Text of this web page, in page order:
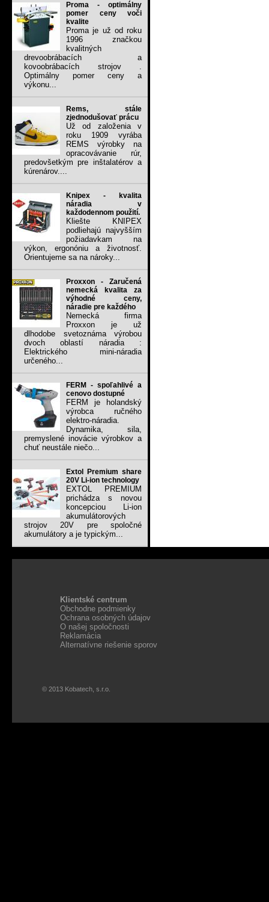
Proma - optimálny
pomer ceny voči
kvalite
Proma je už od roku
1996 značkou
kvalitných
drevoobrábacích a
kovoobrábacích strojov .
Optimálny pomer ceny a
výkonu...
Rems, stále
zjednodušovať prácu
Už od založenia v
roku 1909 vyrába
REMS výrobky na
opracovávanie rúr,
predovšetkým pre inštalatérov a
kúrenárov....
Knipex - kvalita
náradia v
každodennom použití.
Kliešte KNIPEX
podliehajú najvyšším
požiadavkam na
výkon, ergonóniu a životnosť.
Orientujeme sa na nároky...
Proxxon - Zaručená
nemecká kvalita za
výhodné ceny,
náradie pre každého
Nemecká firma
Proxxon je už
dlhodobe svetoznáma výrobou
dvoch oblastí náradia :
Elektrického mini-náradia
určeného...
FERM - spoľahlivé a
cenovo dostupné
FERM je holandský
výrobca ručného
elektro-náradia.
Dynamika, sila,
premyslené inovácie výrobkov a
chuť neustále niečo...
Extol Premium share
20V Li-ion technology
EXTOL PREMIUM
prichádza s novou
koncepciou Li-ion
akumulátorových
strojov 20V pre spoločné
akumulátory a je typickým...
Klientské centrum
Obchodne podmienky
Ochrana osobných údajov
O našej spoločnosti
Reklamácia
Alternatívne riešenie sporov
© 2013 Kobatech, s.r.o.